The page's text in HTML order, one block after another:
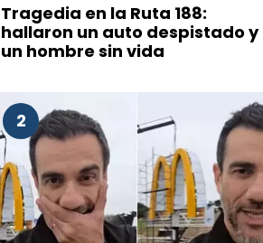
Tragedia en la Ruta 188:
hallaron un auto despistado y
un hombre sin vida
2